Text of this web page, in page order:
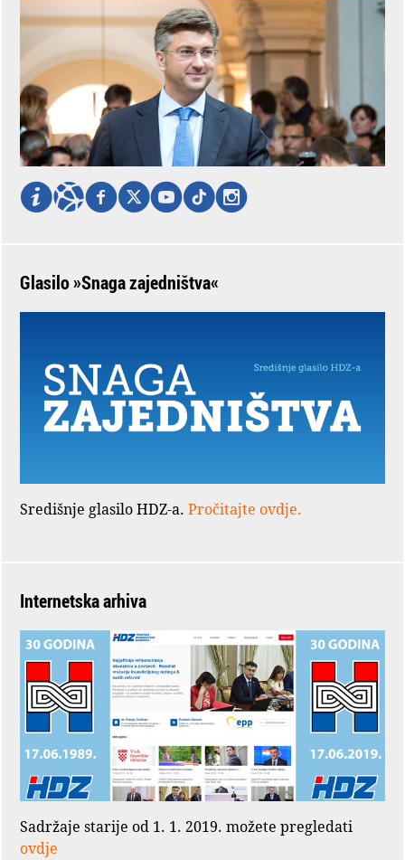
Glasilo »Snaga zajedništva«
Središnje glasilo HDZ-a. Pročitajte ovdje.
Internetska arhiva
Sadržaje starije od 1. 1. 2019. možete pregledati
ovdje